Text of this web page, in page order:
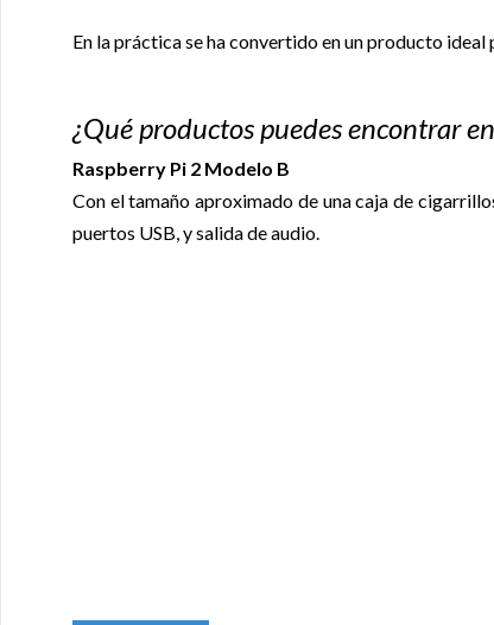
En la práctica se ha convertido en un producto
¿Qué productos puedes encontrar
Raspberry Pi 2 Modelo B
Con el tamaño aproximado de una caja de
puertos USB, y salida de audio.